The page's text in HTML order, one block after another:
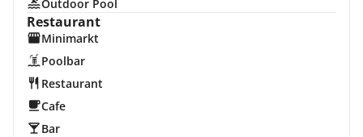
Outdoor Pool
Restaurant
Minimarkt
Poolbar
Restaurant
Cafe
Bar